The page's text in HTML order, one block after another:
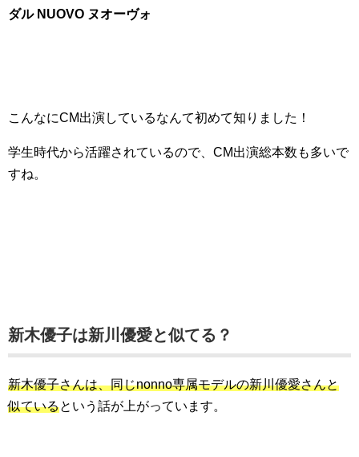
ダル NUOVO ヌオーヴォ
こんなにCM出演しているなんて初めて知りました！
学生時代から活躍されているので、CM出演総本数も多いで
すね。
新木優子は新川優愛と似てる？
新木優子さんは、同じnonno専属モデルの新川優愛さんと
似ているという話が上がっています。